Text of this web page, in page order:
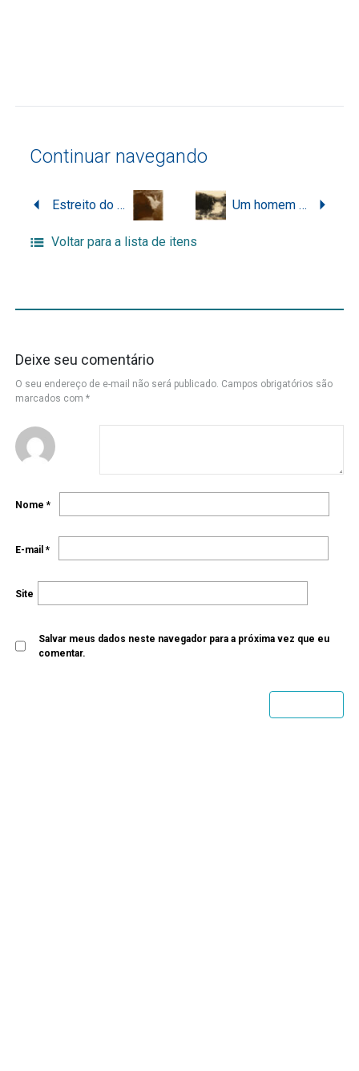
Continuar navegando
Estreito do Rio Uruguai, na divisa entre Santa Catarina e Rio Grande do Sul Um homem não identificado posa no Estreito do Uruguai, na divisa de Santa Catarina e Rio Grande do Sul
Voltar para a lista de itens
Deixe seu comentário
O seu endereço de e-mail não será publicado. Campos obrigatórios são
marcados com *
Nome *
E-mail *
Site
Salvar meus dados neste navegador para a próxima vez que eu
comentar.